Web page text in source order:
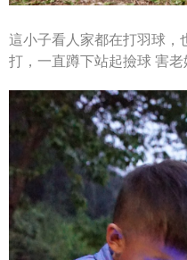
這小子看人家都在打羽球，
打，一直蹲下站起撿球 害老